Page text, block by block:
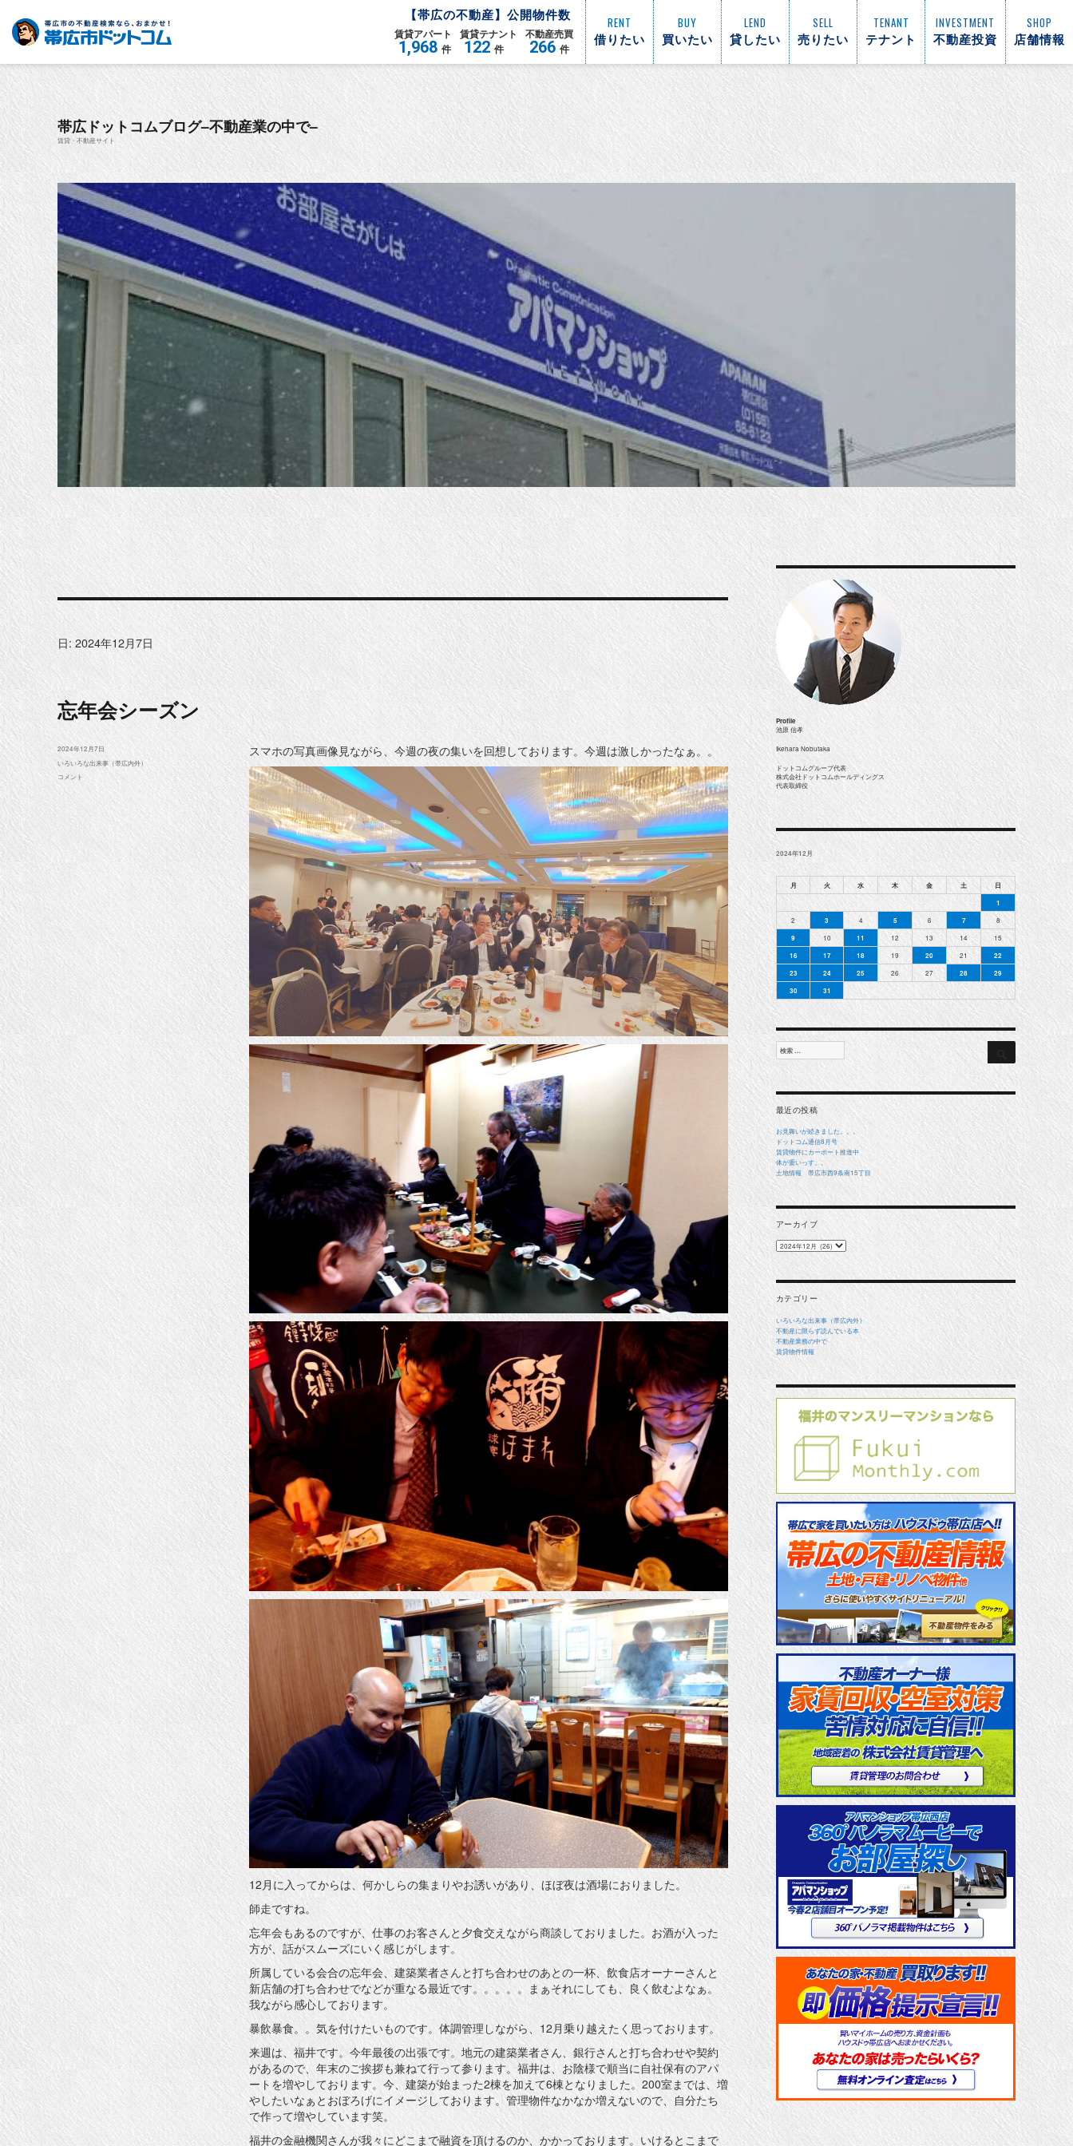
【帯広の不動産】公開物件数
賃貸アパート
1,968 件
賃貸テナント
122 件
不動産売買
266 件
RENT
借りたい
BUY
買いたい
LEND
貸したい
SELL
売りたい
TENANT
テナント
INVESTMENT
不動産投資
SHOP
店舗情報
帯広ドットコムブログ–不動産業の中で–
賃貸・不動産サイト
日: 2024年12月7日
忘年会シーズン
スマホの写真画像見ながら、今週の夜の集いを回想しております。今週は激しかったなぁ。。
12月に入ってからは、何かしらの集まりやお誘いがあり、ほぼ夜は酒場におりました。
師走ですね。
忘年会もあるのですが、仕事のお客さんと夕食交えながら商談しておりました。お酒が入った
方が、話がスムーズにいく感じがします。
所属している会合の忘年会、建築業者さんと打ち合わせのあとの一杯、飲食店オーナーさんと
新店舗の打ち合わせでなどが重なる最近です。。。。。まぁそれにしても、良く飲むよなぁ。
我ながら感心しております。
暴飲暴食。。気を付けたいものです。体調管理しながら、12月乗り越えたく思っております。
来週は、福井です。今年最後の出張です。地元の建築業者さん、銀行さんと打ち合わせや契約
があるので、年末のご挨拶も兼ねて行って参ります。福井は、お陰様で順当に自社保有のアパ
ートを増やしております。今、建築が始まった2棟を加えて6棟となりました。200室までは、増
やしたいなぁとおぼろげにイメージしております。管理物件なかなか増えないので、自分たち
で作って増やしています笑。
福井の金融機関さんが我々にどこまで融資を頂けるのか、かかっております。いけるとこまで
投
日:
2024年12月7日
カ
いろいろな出来事（帯広内外）
忘
コメント
Profile
池原 信孝
Ikehara Nobutaka
ドットコムグループ代表
株式会社ドットコムホールディングス
代表取締役
2024年12月
月 火 水 木 金 土
日
1
2
3 4 5 6 7
8
9
10 11 12 13 14
15
16
17 18 19 20 21
22
23
24 25 26 27 28
29
30
31
検
索
検
最近の投稿
お見舞いが続きました。。。
ドットコム通信8月号
賃貸物件にカーポート推進中
体が重いっす。。
土地情報 帯広市西9条南15丁目
アーカイブ
ア
ー
ブ
カテゴリー
いろいろな出来事（帯広内外）
不動産に限らず読んでいる本
不動産業務の中で
賃貸物件情報